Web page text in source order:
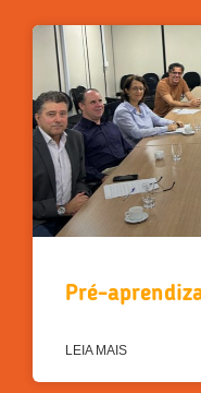
Pré-
LEIA MAIS